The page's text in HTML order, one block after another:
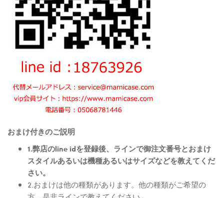
おまけ付きのご説明
1.弊店のline idを登録後、ラインで御注文番号とおまけ
スタイルあるいは機種あるいはサイズなどを教えてくだ
さい。
2.おまけは他の種類があります。他の種類がご希望の